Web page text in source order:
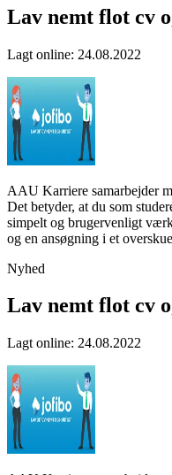
Lav nemt flot cv
Lagt online: 24.08.2022
AAU Karriere samarbejder
Det betyder, at du som
simpelt og brugervenligt
og en ansøgning i et
Nyhed
Lav nemt flot cv
Lagt online: 24.08.2022